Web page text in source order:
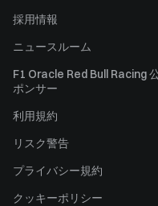
採用情報
ニュースルーム
F1 Oracle Red Bull Racing
ポンサー
利用規約
リスク警告
プライバシー規約
クッキーポリシー